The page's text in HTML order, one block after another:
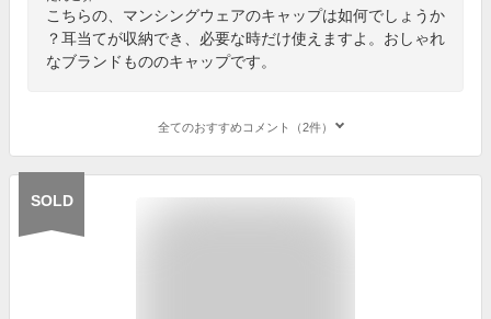
こちらの、マンシングウェアのキャップは如何でしょうか
？耳当てが収納でき、必要な時だけ使えますよ。おしゃれ
なブランドもののキャップです。
全てのおすすめコメント（2件）
SOLD